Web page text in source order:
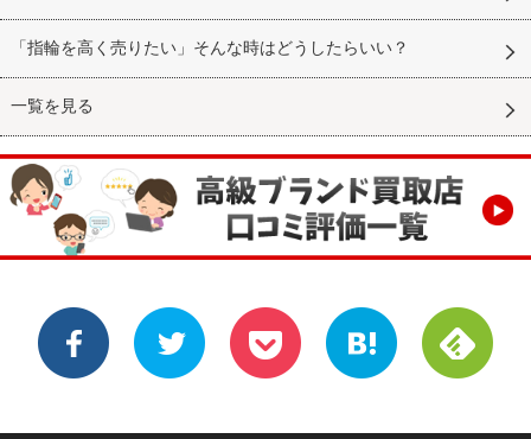
「指輪を高く売りたい」そんな時はどうしたらいい？
一覧を見る